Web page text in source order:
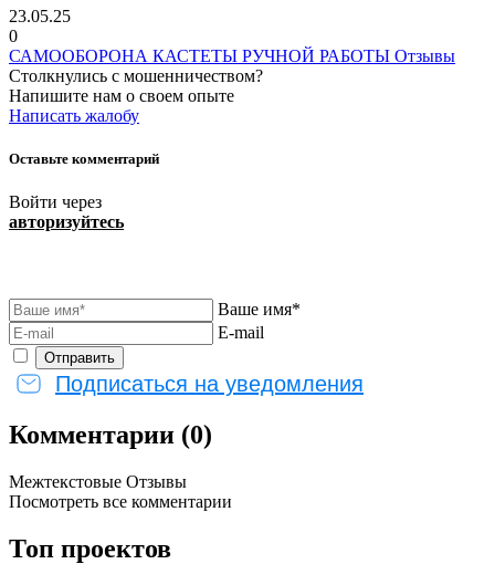
23.05.25
0
САМООБОРОНА КАСТЕТЫ РУЧНОЙ РАБОТЫ Отзывы
Столкнулись с мошенничеством?
Напишите нам о своем опыте
Написать жалобу
Оставьте комментарий
Войти через
авторизуйтесь
Ваше имя*
E-mail
Подписаться на уведомления
Комментарии (0)
Межтекстовые Отзывы
Посмотреть все комментарии
Топ проектов